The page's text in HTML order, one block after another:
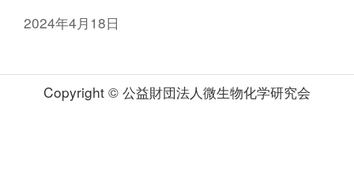
2024年4月18日
Copyright © 公益財団法人微生物化学研究会